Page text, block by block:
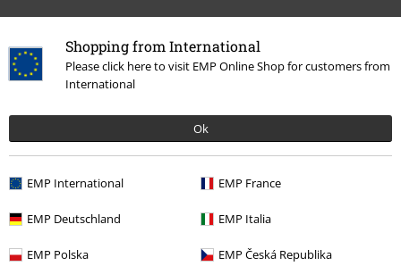
Shopping from International
Please click here to visit EMP Online Shop for customers from
International
Ok
EMP International EMP France
EMP Deutschland EMP Italia
EMP Polska EMP Česká Republika
Devolver un artículo
Cancelar mi membresía BSC
Descuentos para ti